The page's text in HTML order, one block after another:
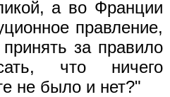
а во Франции
правление,
за правило
что ничего
не было и нет?"